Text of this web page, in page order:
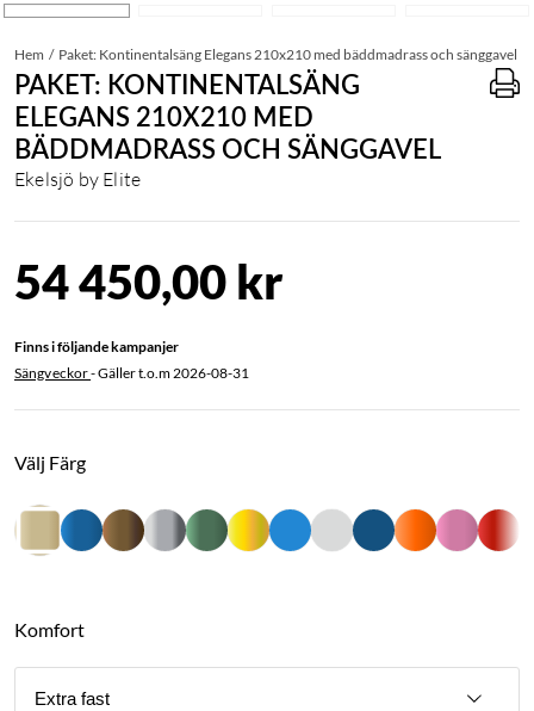
Hem Paket: Kontinentalsäng Elegans 210x210 med bäddmadrass och sänggavel
PAKET: KONTINENTALSÄNG
ELEGANS 210X210 MED
BÄDDMADRASS OCH SÄNGGAVEL
Ekelsjö by Elite
54 450,00 kr
Finns i följande kampanjer
Sängveckor- Gäller t.o.m 2026-08-31
Välj Färg
Komfort
Extra fast